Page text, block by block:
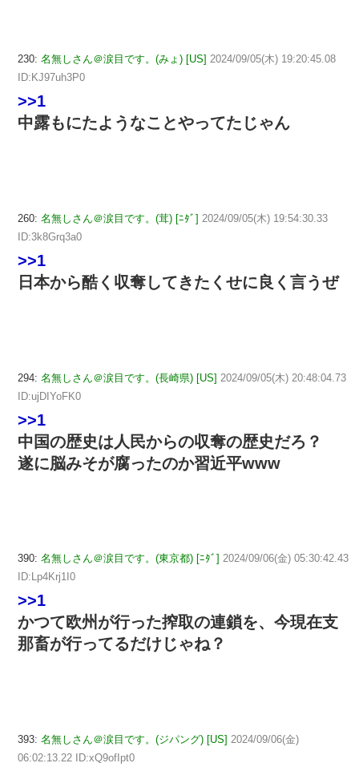
230: 名無しさん＠涙目です。(みょ) [US] 2024/09/05(木) 19:20:45.08
ID:KJ97uh3P0
>>1
中露もにたようなことやってたじゃん
260: 名無しさん＠涙目です。(茸) [ﾆﾀﾞ] 2024/09/05(木) 19:54:30.33
ID:3k8Grq3a0
>>1
日本から酷く収奪してきたくせに良く言うぜ
294: 名無しさん＠涙目です。(長崎県) [US] 2024/09/05(木) 20:48:04.73
ID:ujDIYoFK0
>>1
中国の歴史は人民からの収奪の歴史だろ？
遂に脳みそが腐ったのか習近平www
390: 名無しさん＠涙目です。(東京都) [ﾆﾀﾞ] 2024/09/06(金) 05:30:42.43
ID:Lp4Krj1I0
>>1
かつて欧州が行った搾取の連鎖を、今現在支
那畜が行ってるだけじゃね？
393: 名無しさん＠涙目です。(ジパング) [US] 2024/09/06(金)
06:02:13.22 ID:xQ9ofIpt0